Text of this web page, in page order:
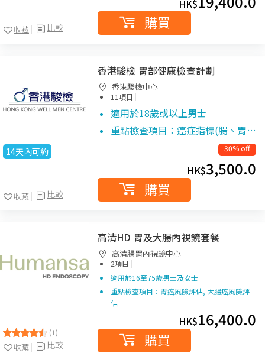
比較
收藏
HK$
購買
14天內可約
比較
收藏
香港駿檢 胃部健康檢查計劃
香港駿檢中心
11項目 |
適用於18歲或以上男士
重點檢查項目：癌症指標(腸、胃…
30% off
HK$3,500.0
購買
(1)
比較
收藏
高清HD 胃及大腸內視鏡套餐
高清腸胃內視鏡中心
2項目 |
適用於16至75歲男士及女士
重點檢查項目：胃癌風險評估, 大腸癌風險評
估
HK$16,400.0
購買